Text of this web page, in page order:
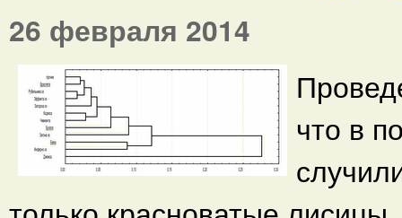
26 февраля 2014
что в